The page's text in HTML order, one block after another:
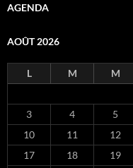
AGENDA
AOÛT 2026
L M M
3
4 5
10
11 12
17
18 19